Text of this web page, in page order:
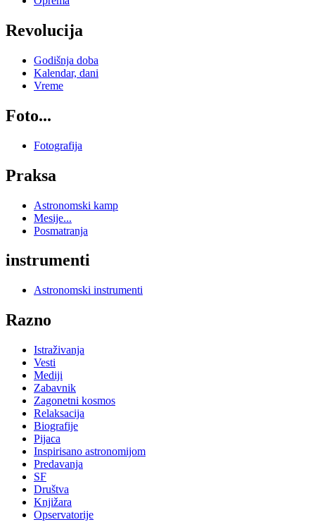
Revolucija
Godišnja doba
Kalendar, dani
Vreme
Foto...
Fotografija
Praksa
Astronomski kamp
Mesije...
Posmatranja
instrumenti
Astronomski instrumenti
Razno
Istraživanja
Vesti
Mediji
Zabavnik
Zagonetni kosmos
Relaksacija
Biografije
Pijaca
Inspirisano astronomijom
Predavanja
SF
Društva
Knjižara
Opservatorije